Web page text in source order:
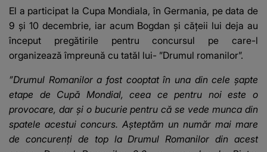
El a participat la Cupa Mondiala, în Germania, pe data de
9 și 10 decembrie, iar acum Bogdan și cățeii lui deja au
început pregătirile pentru concursul pe care-l
organizează împreună cu tatăl lui- ”Drumul romanilor”.
”Drumul Romanilor a fost cooptat în una din cele șapte
etape de Cupă Mondial, ceea ce pentru noi este o
provocare, dar și o bucurie pentru că se vede munca din
spatele acestui concurs. Așteptăm un număr mai mare
de concurenți de top la Drumul Romanilor din acest